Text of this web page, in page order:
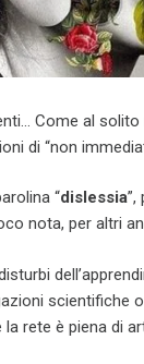
Come al solito
di “non
“dislessia”,
nota, per altri
scientifiche
rete è piena di